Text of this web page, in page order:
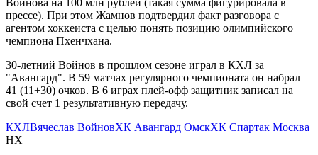
прессе). При этом Жамнов подтвердил факт разговора с
агентом хоккеиста с целью понять позицию олимпийского
чемпиона Пхенчхана.
30-летний Войнов в прошлом сезоне играл в КХЛ за
"Авангард". В 59 матчах регулярного чемпионата он набрал
41 (11+30) очков. В 6 играх плей-офф защитник записал на
свой счет 1 результативную передачу.
КХЛВячеслав ВойновХК Авангард ОмскХК Спартак Москва
НХ